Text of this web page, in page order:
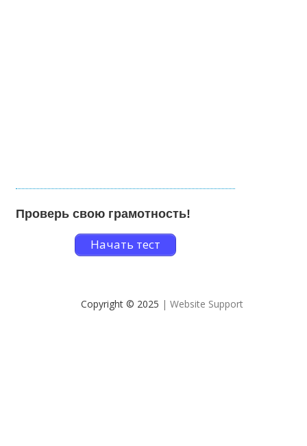
Проверь свою грамотность!
Начать тест
Copyright © 2025 | Website Support